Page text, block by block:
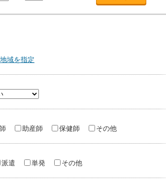
域を指定
助産師 保健師 その他
派遣 単発 その他